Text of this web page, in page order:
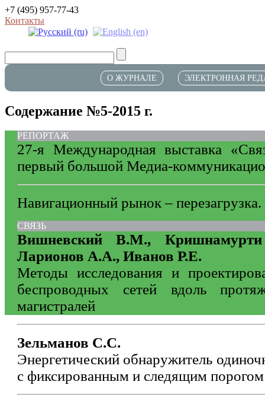
+7 (495) 957-77-43
Контакты
О ЖУРНАЛЕ ЭЛЕКТРОННАЯ
Содержание №5-2015 г.
РЕПОРТАЖ
27-я Международная выставка
первый большой Медиа-
Навигационный рынок –
СВЯЗЬ
Вишневский В.М.,
Ларионов А.А., Иванов Р.Е.
Методы исследования и
беспроводных сетей вдоль
магистралей
Зельманов С.С.
Энергетический обнаружитель
с фиксированным и следящим порогом